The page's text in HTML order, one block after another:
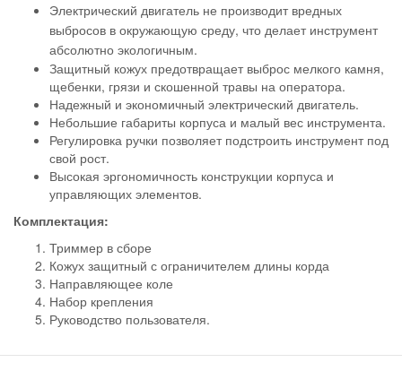
Электрический двигатель не производит вредных
выбросов в окружающую среду, что делает инструмент
абсолютно экологичным.
Защитный кожух предотвращает выброс мелкого камня,
щебенки, грязи и скошенной травы на оператора.
Надежный и экономичный электрический двигатель.
Небольшие габариты корпуса и малый вес инструмента.
Регулировка ручки позволяет подстроить инструмент под
свой рост.
Высокая эргономичность конструкции корпуса и
управляющих элементов.
Комплектация:
Триммер в сборе
Кожух защитный с ограничителем длины корда
Направляющее коле
Набор крепления
Руководство пользователя.